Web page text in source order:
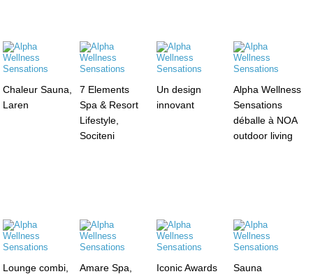
Chaleur Sauna,
Laren
7 Elements
Spa & Resort
Lifestyle,
Sociteni
Un design
innovant
Alpha Wellness
Sensations
déballe à NOA
outdoor living
Lounge combi,
Amare Spa,
Iconic Awards
Sauna